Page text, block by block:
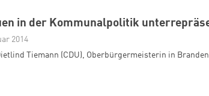
in der Kommunalpolitik
2014
Tiemann (CDU), Oberbürgermeisterin in